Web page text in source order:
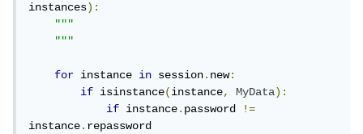
instances):
"""
    """
for instance in session.new:
if isinstance(instance, MyData):
if instance.password !=
instance.repassword